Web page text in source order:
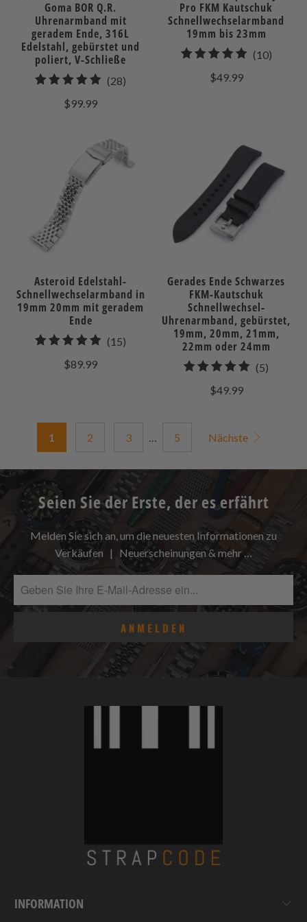
Goma BOR Q.R.
Uhrenarmband mit
geradem Ende, 316L
Edelstahl, gebürstet und
poliert, V-Schließe
(28)
$99.99
Pro FKM Kautschuk
Schnellwechselarmband
19mm bis 23mm
(10)10
$49.99
Asteroid Edelstahl-
Schnellwechselarmband in
19mm 20mm mit geradem
Ende
(15)
Bewertungen
$89.99
Gerades Ende Schwarzes
FKM-Kautschuk
Schnellwechsel-
Uhrenarmband, gebürstet,
19mm, 20mm, 21mm,
22mm oder 24mm
(5)
$49.99
1 2 3 5 Nächste
Seien Sie der Erste, der es erfährt
Melden Sie sich an, um die neuesten Informationen zu
Verkäufen | Neuerscheinungen & mehr …
INFORMATION